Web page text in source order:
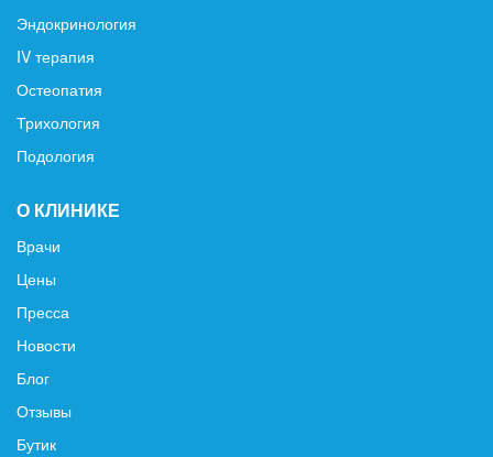
Эндокринология
IV терапия
Остеопатия
Трихология
Подология
О КЛИНИКЕ
Врачи
Цены
Пресса
Новости
Блог
Отзывы
Бутик